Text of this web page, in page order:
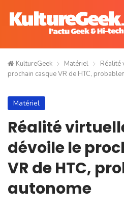
KultureGeek Matériel
Réalité
prochain casque VR de HTC,
Matériel
Réalité
dévoile le
VR de HTC,
autonome